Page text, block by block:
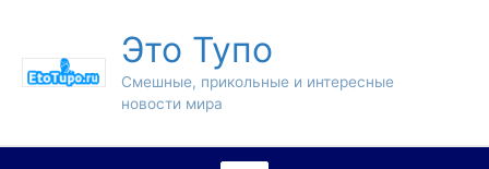
Это Тупо
Смешные, прикольные и интересные
новости мира